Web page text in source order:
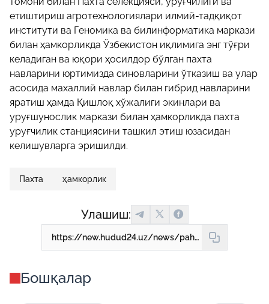
етиштириш агротехнологиялари илмий-тадқиқот
институти ва Геномика ва билинформатика маркази
билан ҳамкорликда Ўзбекистон иқлимига энг тўғри
келадиган ва юқори ҳосилдор бўлган пахта
навларини юртимизда синовларини ўтказиш ва улар
асосида махаллий навлар билан гибрид навларини
яратиш ҳамда Қишлоқ хўжалиги экинлари ва
уруғшунослик маркази билан ҳамкорликда пахта
уруғчилик станциясини ташкил этиш юзасидан
келишувларга эришилди.
Пахта ҳамкорлик
Улашиш:
https://new.hudud24.uz/news/pahtachilik-bujicha-ispaniya-bilan-khamkorlik-amalga-oshiriladi
Бошқалар